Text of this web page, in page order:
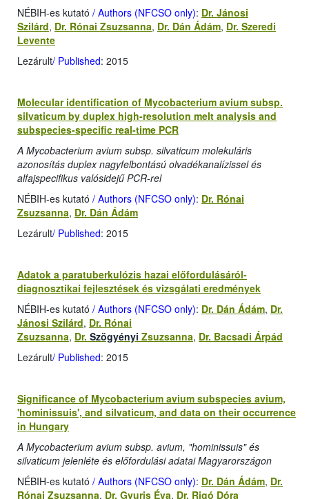
NÉBIH-es kutató / Authors (NFCSO only): Dr. Jánosi
Szilárd, Dr. Rónai Zsuzsanna, Dr. Dán Ádám, Dr. Szeredi
Levente
Lezárult/ Published: 2015
Molecular identification of Mycobacterium avium subsp.
silvaticum by duplex high-resolution melt analysis and
subspecies-specific real-time PCR
A Mycobacterium avium subsp. silvaticum molekuláris
azonosítás duplex nagyfelbontású olvadékanalízissel és
alfajspecifikus valósidejű PCR-rel
NÉBIH-es kutató / Authors (NFCSO only): Dr. Rónai
Zsuzsanna, Dr. Dán Ádám
Lezárult/ Published: 2015
Adatok a paratuberkulózis hazai előfordulásáról-
diagnosztikai fejlesztések és vizsgálati eredmények
NÉBIH-es kutató / Authors (NFCSO only): Dr. Dán Ádám, Dr.
Jánosi Szilárd, Dr. Rónai
Zsuzsanna, Dr. Szögyényi Zsuzsanna, Dr. Bacsadi Árpád
Lezárult/ Published: 2015
Significance of Mycobacterium avium subspecies avium,
'hominissuis', and silvaticum, and data on their occurrence
in Hungary
A Mycobacterium avium subsp. avium, "hominissuis" és
silvaticum jelenléte és előfordulási adatai Magyarországon
NÉBIH-es kutató / Authors (NFCSO only): Dr. Dán Ádám, Dr.
Rónai Zsuzsanna, Dr. Gyuris Éva, Dr. Rigó Dóra